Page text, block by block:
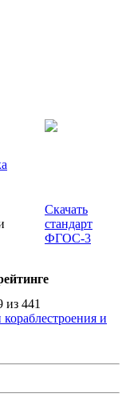
Скачать
стандарт
ФГОС-3
из 441
и